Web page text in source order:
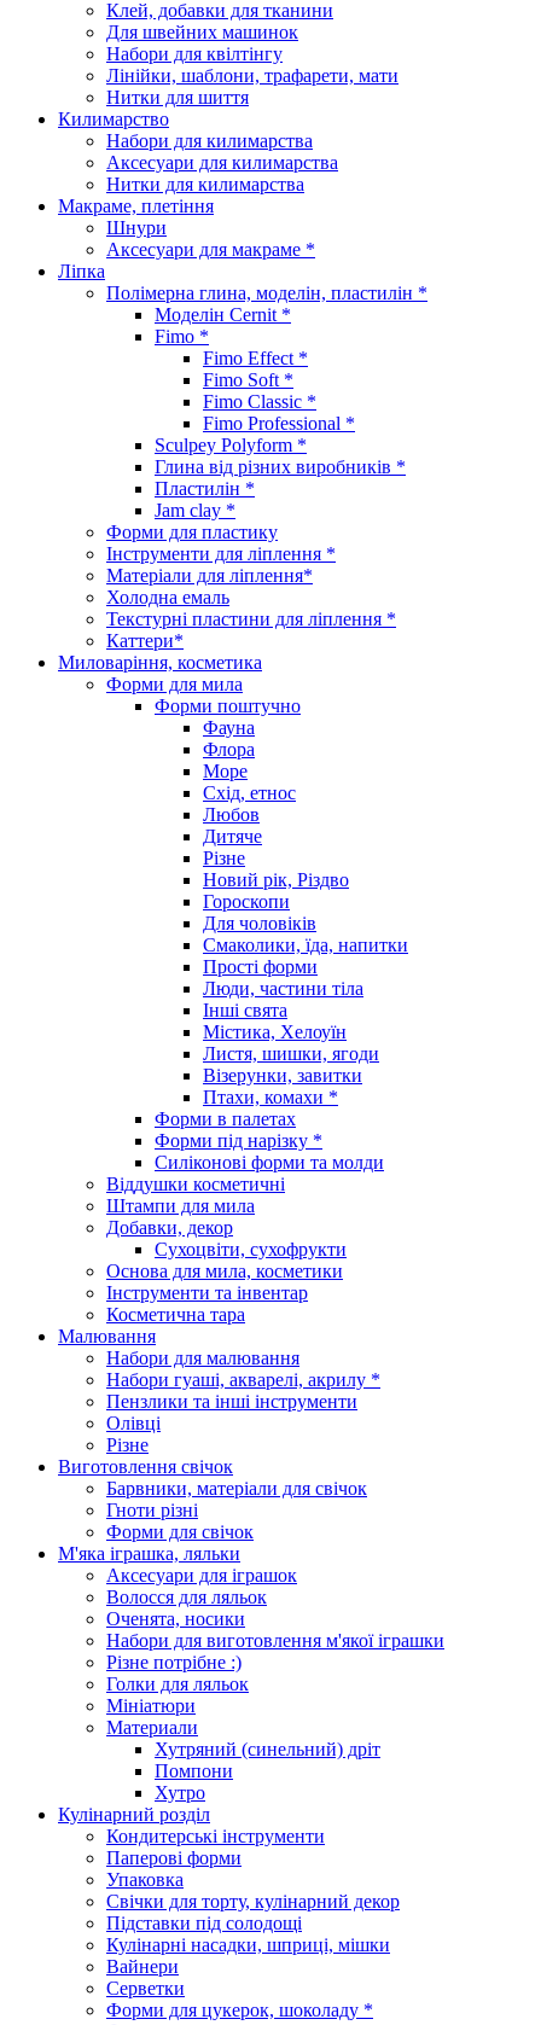
Клей, добавки для тканини
Для швейних машинок
Набори для квілтінгу
Лінійки, шаблони, трафарети, мати
Нитки для шиття
Килимарство
Набори для килимарства
Аксесуари для килимарства
Нитки для килимарства
Макраме, плетіння
Шнури
Аксесуари для макраме *
Ліпка
Полімерна глина, моделін, пластилін *
Моделін Cernit *
Fimo *
Fimo Effect *
Fimo Soft *
Fimo Classic *
Fimo Professional *
Sculpey Polyform *
Глина від різних виробників *
Пластилін *
Jam clay *
Форми для пластику
Інструменти для ліплення *
Матеріали для ліплення*
Холодна емаль
Текстурні пластини для ліплення *
Каттери*
Миловаріння, косметика
Форми для мила
Форми поштучно
Фауна
Флора
Море
Схід, етнос
Любов
Дитяче
Різне
Новий рік, Різдво
Гороскопи
Для чоловіків
Смаколики, їда, напитки
Прості форми
Люди, частини тіла
Інші свята
Містика, Хелоуїн
Листя, шишки, ягоди
Візерунки, завитки
Птахи, комахи *
Форми в палетах
Форми під нарізку *
Силіконові форми та молди
Віддушки косметичні
Штампи для мила
Добавки, декор
Сухоцвіти, сухофрукти
Основа для мила, косметики
Інструменти та інвентар
Косметична тара
Малювання
Набори для малювання
Набори гуаші, акварелі, акрилу *
Пензлики та інші інструменти
Олівці
Різне
Виготовлення свічок
Барвники, матеріали для свічок
Гноти різні
Форми для свічок
М'яка іграшка, ляльки
Аксесуари для іграшок
Волосся для ляльок
Оченята, носики
Набори для виготовлення м'якої іграшки
Різне потрібне :)
Голки для ляльок
Мініатюри
Материали
Хутряний (синельний) дріт
Помпони
Хутро
Кулінарний розділ
Кондитерські інструменти
Паперові форми
Упаковка
Свічки для торту, кулінарний декор
Підставки під солодощі
Кулінарні насадки, шприці, мішки
Вайнери
Серветки
Форми для цукерок, шоколаду *